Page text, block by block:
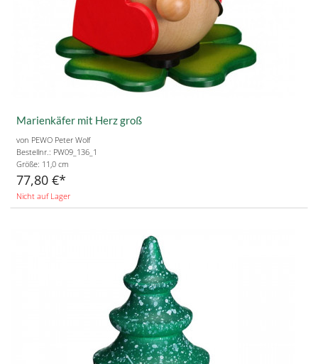
Marienkäfer mit Herz groß
von PEWO Peter Wolf
Bestellnr.: PW09_136_1
Größe: 11,0 cm
77,80 €
Nicht auf Lager